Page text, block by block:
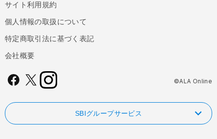
サイト利用規約
個人情報の取扱について
特定商取引法に基づく表記
会社概要
©ALA Online
SBIグループサービス